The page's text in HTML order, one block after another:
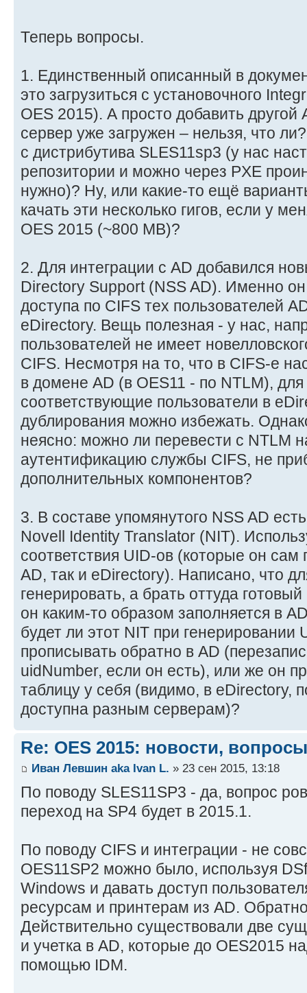
Теперь вопросы.
1. Единственный описанный в
это загрузиться с установочного
OES 2015). А просто добавить другой
сервер уже загружен – нельзя, что
с дистрибутива SLES11sp3 (у нас
репозитории и можно через PXE
нужно)? Ну, или какие-то ещё
качать эти несколько гигов, если у
OES 2015 (~800 MB)?
2. Для интеграции с AD добавился
Directory Support (NSS AD). Именно он
доступа по CIFS тех пользователей
eDirectory. Вещь полезная - у нас,
пользователей не имеет
CIFS. Несмотря на то, что в CIFS-е
в домене AD (в OES11 - по NTLM),
соответствующие пользователи в
дублирования можно избежать.
неясно: можно ли перевести с NTLM
аутентификацию службы CIFS, не
дополнительных компонентов?
3. В составе упомянутого NSS AD
Novell Identity Translator (NIT).
соответствия UID-ов (которые он сам
AD, так и eDirectory). Написано, что
генерировать, а брать оттуда
он каким-то образом заполняется в
будет ли этот NIT при генерировании
прописывать обратно в AD
uidNumber, если он есть), или же он
таблицу у себя (видимо, в eDirectory,
доступна разным серверам)?
Re: OES 2015: новости,
Иван Левшин aka Ivan L. » 23 сен 2015, 13:18
По поводу SLES11SP3 - да, вопрос
переход на SP4 будет в 2015.1.
По поводу CIFS и интеграции - не
OES11SP2 можно было, используя
Windows и давать доступ
ресурсам и принтерам из AD.
Действительно существовали две
и учетка в AD, которые до OES2015
помощью IDM.